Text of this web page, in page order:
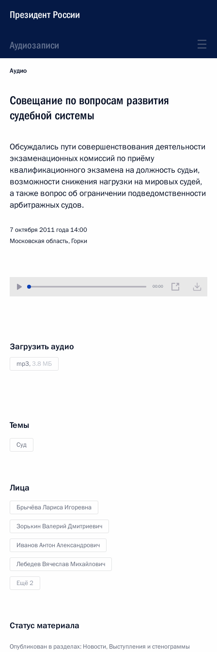
Президент России
Аудиозаписи
Аудио
Совещание по вопросам развития
судебной системы
Обсуждались пути совершенствования деятельности
экзаменационных комиссий по приёму
квалификационного экзамена на должность судьи,
возможности снижения нагрузки на мировых судей,
а также вопрос об ограничении подведомственности
арбитражных судов.
7 октября 2011 года 14:00
Московская область, Горки
00:00
Загрузить аудио
mp3, 3.8 МБ
Темы
Суд
Лица
Брычёва Лариса Игоревна
Зорькин Валерий Дмитриевич
Иванов Антон Александрович
Лебедев Вячеслав Михайлович
Ещё 2
Статус материала
Опубликован в разделах: Новости, Выступления и стенограммы